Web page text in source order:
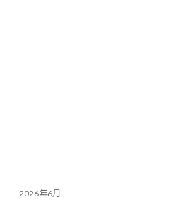
2026年6月